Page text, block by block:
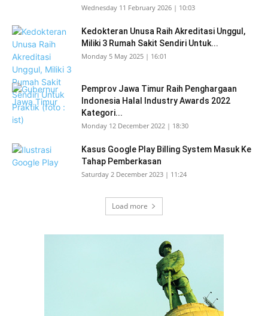
Wednesday 11 February 2026 | 10:03
Kedokteran Unusa Raih Akreditasi Unggul,
Miliki 3 Rumah Sakit Sendiri Untuk...
Monday 5 May 2025 | 16:01
Pemprov Jawa Timur Raih Penghargaan
Indonesia Halal Industry Awards 2022
Kategori...
Monday 12 December 2022 | 18:30
Kasus Google Play Billing System Masuk Ke
Tahap Pemberkasan
Saturday 2 December 2023 | 11:24
Load more